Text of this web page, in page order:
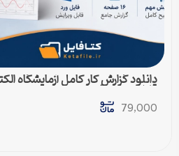
دانلود گزارش کار کامل آزمایشگاه
79,000